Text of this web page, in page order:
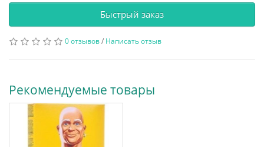
Быстрый заказ
0 отзывов/ Написать отзыв
Рекомендуемые товары